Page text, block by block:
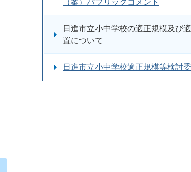
日進市立小中学校の適正規模及び
置について
日進市立小中学校適正規模等検討